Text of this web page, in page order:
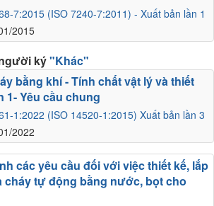
7:2015 (ISO 7240-7:2011) - Xuất bản lần 1
2015
ký"Khác"
1:2022 (ISO 14520-1:2015) Xuất bản lần 3
2022
bằng khí - Tính chất vật lý và thiết
1- Yêu cầu chung
các yêu cầu đối với việc thiết kế, lắp
cháy tự động bằng nước, bọt cho